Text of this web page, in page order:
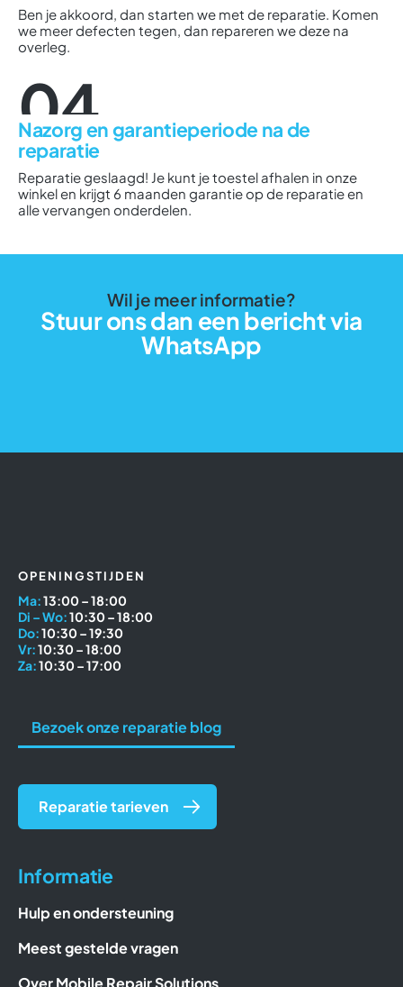
Ben je akkoord, dan starten we met de reparatie. Komen
we meer defecten tegen, dan repareren we deze na
overleg.
04
Nazorg en garantieperiode na de
reparatie
Reparatie geslaagd! Je kunt je toestel afhalen in onze
winkel en krijgt 6 maanden garantie op de reparatie en
alle vervangen onderdelen.
Wil je meer informatie?
Stuur ons dan een bericht via
WhatsApp
OPENINGSTIJDEN
Ma:13:00 – 18:00
Di – Wo:10:30 – 18:00
Do:10:30 – 19:30
Vr:10:30 – 18:00
Za:10:30 – 17:00
Informatie
Hulp en ondersteuning
Meest gestelde vragen
Over Mobile Repair Solutions
Bezoek onze reparatie blog
Reparatie tarieven